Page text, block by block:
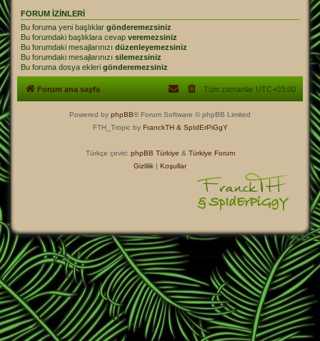
FORUM IZINLERI
Bu foruma yeni başlıklar gönderemezsiniz
Bu forumdaki başlıklara cevap veremezsiniz
Bu forumdaki mesajlarınızı düzenleyemezsiniz
Bu forumdaki mesajlarınızı silemezsiniz
Bu foruma dosya ekleri gönderemezsiniz
Forum ana sayfa Tüm zamanlar UTC+03:00
Powered by phpBB® Forum Software © phpBB Limited
FTH_Tropic by FranckTH & SpIdErPiGgY
Türkçe çeviri: phpBB Türkiye & Türkiye Forum
Gizlilik | Koşullar